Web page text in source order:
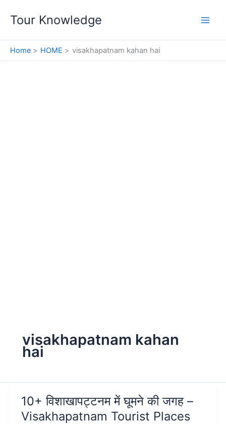
Tour Knowledge
Home HOME visakhapatnam kahan hai
visakhapatnam kahan
hai
10+ विशाखापट्टनम में घूमने की जगह –
Visakhapatnam Tourist Places